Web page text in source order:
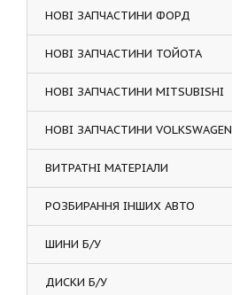
НОВІ ЗАПЧАСТИНИ ФОРД
НОВІ ЗАПЧАСТИНИ ТОЙОТА
НОВІ ЗАПЧАСТИНИ MITSUBISHI
НОВІ ЗАПЧАСТИНИ VOLKSWAGEN
ВИТРАТНІ МАТЕРІАЛИ
РОЗБИРАННЯ ІНШИХ АВТО
ШИНИ Б/У
ДИСКИ Б/У